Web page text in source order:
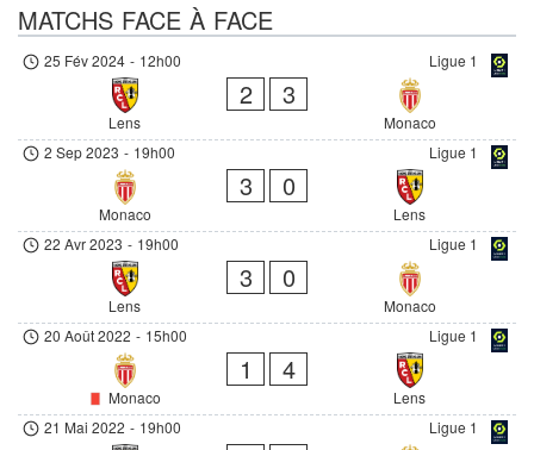
MATCHS FACE À FACE
Ligue 1
25 Fév 2024 - 12h00
Lens
2 3
Monaco
Ligue 1
2 Sep 2023 - 19h00
Monaco
3 0
Lens
Ligue 1
22 Avr 2023 - 19h00
Lens
3 0
Monaco
Ligue 1
20 Août 2022 - 15h00
Monaco
1 4
Lens
Ligue 1
21 Mai 2022 - 19h00